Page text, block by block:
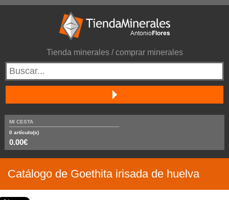
Tienda minerales / comprar minerales
MI CESTA
0 artículo(s)
0.00€
Catálogo de Goethita irisada de huelva